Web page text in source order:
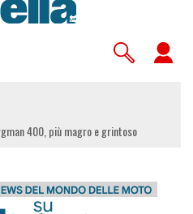
400, più magro e grintoso